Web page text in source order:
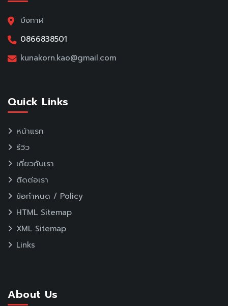
บึงกาฬ
0866838501
kunakorn.kao@gmail.com
Quick Links
หน้าแรก
รีวิว
เกี่ยวกับเรา
ติดต่อเรา
ข้อกำหนด / Policy
HTML Sitemap
XML Sitemap
Links
About Us